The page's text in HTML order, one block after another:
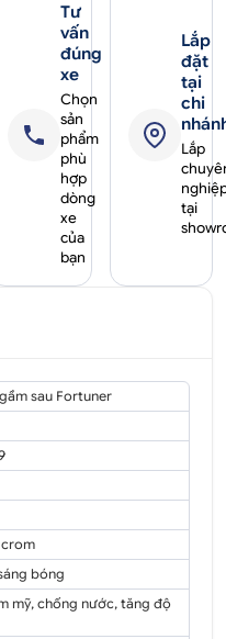
Tư
vấn
đúng
xe
Chọn
sản
phẩm
phù
hợp
dòng
xe
của
bạn
Lắp
đặt
tại
chi
Lắp
tại
sau Fortuner
crom
bóng
mỹ, chống nước, tăng độ